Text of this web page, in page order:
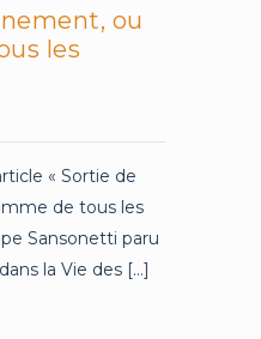
ou
les
« Sortie de
de tous les
Sansonetti paru
la Vie des [...]